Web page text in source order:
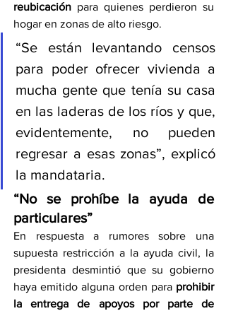
reubicación para quienes perdieron su
hogar en zonas de alto riesgo.
“Se están levantando censos
para poder ofrecer vivienda a
mucha gente que tenía su casa
en las laderas de los ríos y que,
evidentemente, no pueden
regresar a esas zonas”, explicó
la mandataria.
“No se prohíbe la ayuda de
particulares”
En respuesta a rumores sobre una
supuesta restricción a la ayuda civil, la
presidenta desmintió que su gobierno
haya emitido alguna orden para prohibir
la entrega de apoyos por parte de